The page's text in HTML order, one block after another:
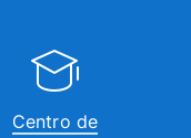
Centro de